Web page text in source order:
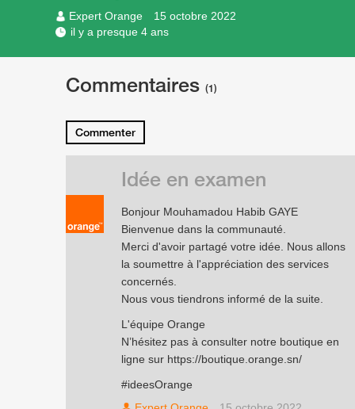
Expert Orange
15 octobre 2022
il y a presque 4 ans
Commentaires (1)
Commenter
Bonjour Mouhamadou Habib GAYE
Bienvenue dans la communauté.
Merci d'avoir partagé votre idée. Nous allons
la soumettre à l'appréciation des services
concernés.
Nous vous tiendrons informé de la suite.
L'équipe Orange
N’hésitez pas à consulter notre boutique en
ligne sur https://boutique.orange.sn/
#ideesOrange
Idée en examen